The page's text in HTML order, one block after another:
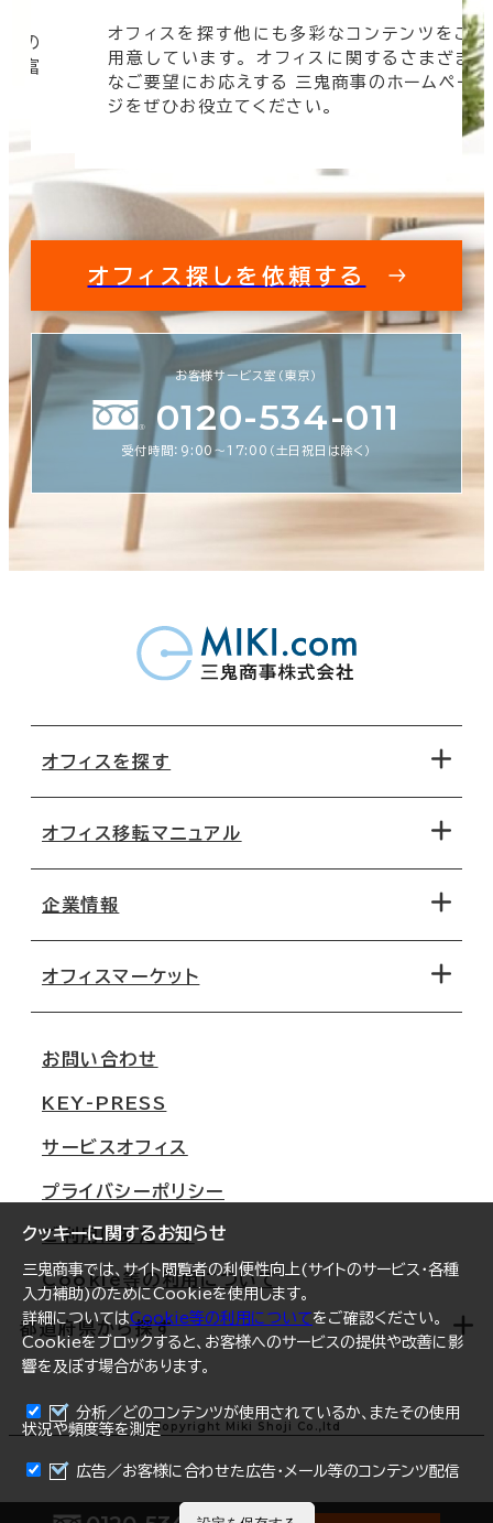
まとめて資料請求
クッキーに関するお知らせ
三鬼商事では、サイト閲覧者の利便性向上(サイトのサービス・各種
入力補助)のためにCookieを使用します。
詳細についてはCookie等の利用についてをご確認ください。
Cookieをブロックすると、お客様へのサービスの提供や改善に影
響を及ぼす場合があります。
分析／どのコンテンツが使用されているか、またその使用
状況や頻度等を測定
広告／お客様に合わせた広告・メール等のコンテンツ配信
の
豊富
オフィスを探す他にも多彩なコンテンツをご
用意しています。 オフィスに関するさまざま
なご要望にお応えする 三鬼商事のホームペー
ジをぜひお役立てください。
オフィス探しを依頼する
お客様サービス室（東京）
0120-534-011
受付時間：9:00〜17:00（土日祝日は除く）
オフィスを探す
地図から探す
路線・駅から探す
オフィス移転マニュアル
移転コストシミュレーション
移転スケジュール
オフィス移転Q&A
企業情報
オフィスマーケット
大阪
名古屋
札幌
仙台
横浜
福岡
オフィスリポート
ログイン
お問い合わせ
KEY-PRESS
サービスオフィス
プライバシーポリシー
ご利用にあたって
Cookie等の利用について
都道府県から探す
北海道
青森県
Copyright Miki Shoji Co.,ltd